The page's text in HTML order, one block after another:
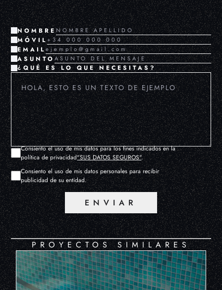
NOMBRE
MÓVIL
EMAIL
ASUNTO
¿QUÉ ES LO QUE NECESITAS?
Consiento el uso de mis datos para los fines indicados en la
política de privacidad"SUS DATOS SEGUROS".
Consiento el uso de mis datos personales para recibir
publicidad de su entidad.
ENVIAR
PROYECTOS SIMILARES